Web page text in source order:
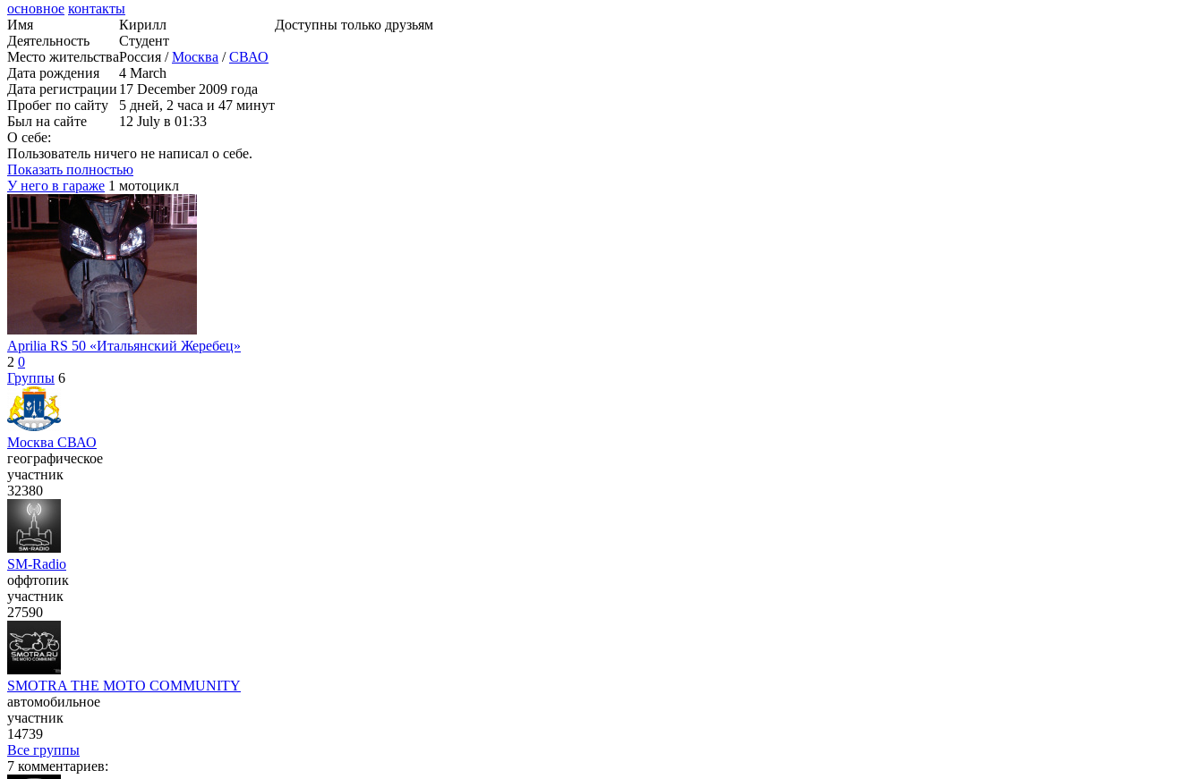
основное контакты
Имя
Кирилл
Деятельность
Студент
Место жительстваРоссия /Москва /СВАО
Дата рождения
4 March
Дата регистрации 17 December 2009 года
Пробег по сайту
5 дней, 2 часа и 47 минут
Был на сайте
12 July в 01:33
Доступны только друзьям
О себе:
Пользователь ничего не написал о себе.
Показать полностью
У него в гараже 1 мотоцикл
Aprilia RS 50 «Итальянский Жеребец»
2 0
Группы 6
Москва СВАО
географическое
участник
32380
SM-Radio
оффтопик
участник
27590
SMOTRA THE MOTO COMMUNITY
автомобильное
участник
14739
Все группы
7 комментариев: